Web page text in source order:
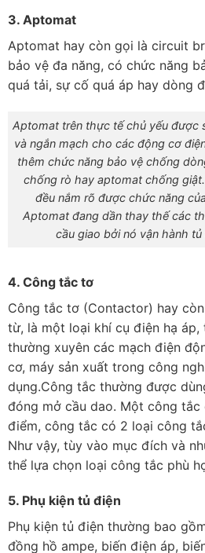
3. Aptomat
Aptomat hay còn gọi là circuit
bảo vệ đa năng, có chức năng
quá tải, sự cố quá áp hay dòng
Aptomat trên thực tế chủ yếu được
và ngắn mạch cho các động cơ
thêm chức năng bảo vệ chống
chống rò hay aptomat chống giật.
đều nắm rõ được chức năng
Aptomat đang dần thay thế các
cầu giao bởi nó vận hành
4. Công tắc tơ
Công tắc tơ (Contactor) hay
từ, là một loại khí cụ điện hạ
thường xuyên các mạch điện
cơ, máy sản xuất trong công
dụng.Công tắc thường được
đóng mở cầu dao. Một công
điểm, công tắc có 2 loại công
Như vậy, tùy vào mục đích và
thể lựa chọn loại công tắc phù
5. Phụ kiện tủ điện
Phụ kiện tủ điện thường bao
đồng hồ ampe, biến điện áp,